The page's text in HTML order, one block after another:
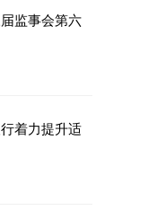
监事会第六
着力提升适